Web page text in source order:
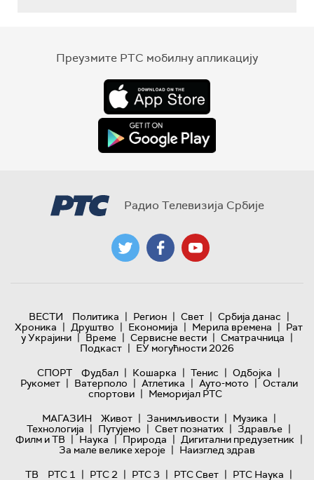
Преузмите РТС мобилну апликацију
Радио Телевизија Србије
ВЕСТИ Политика | Регион | Свет | Србија данас |
Хроника | Друштво | Економија | Мерила времена | Рат
у Украјини | Време | Сервисне вести | Сматрачница |
Подкаст | ЕУ могућности 2026
СПОРТ
Фудбал | Кошарка | Тенис | Одбојка |
Рукомет | Ватерполо | Атлетика | Ауто-мото | Остали
спортови | Меморијал РТС
МАГАЗИН
Живот | Занимљивости | Музика |
Технологијa | Путујемо | Свет познатих | Здравље |
Филм и ТВ | Наука | Природа | Дигитални предузетник |
За мале велике хероје | Наизглед здрав
ТВ
РТС 1 | РТС 2 | РТС 3 | РТС Свет | РТС Наука |